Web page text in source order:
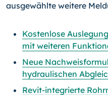
ausgewählte weitere
Kostenlose
mit weiteren
Neue
hydraulischen
Revit-integrierte